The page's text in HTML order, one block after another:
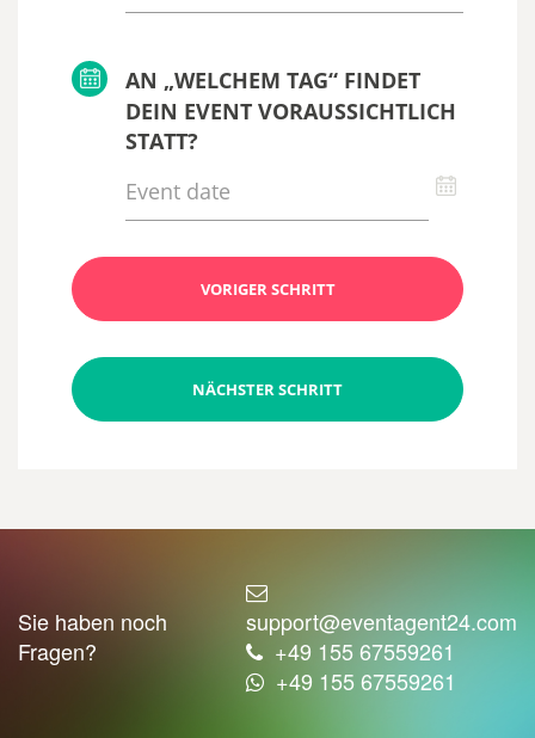
AN „WELCHEM TAG“ FINDET
DEIN EVENT VORAUSSICHTLICH
STATT?
VORIGER SCHRITT
NÄCHSTER SCHRITT
Sie haben noch
Fragen?
support@eventagent24.com
+49 155 67559261
+49 155 67559261